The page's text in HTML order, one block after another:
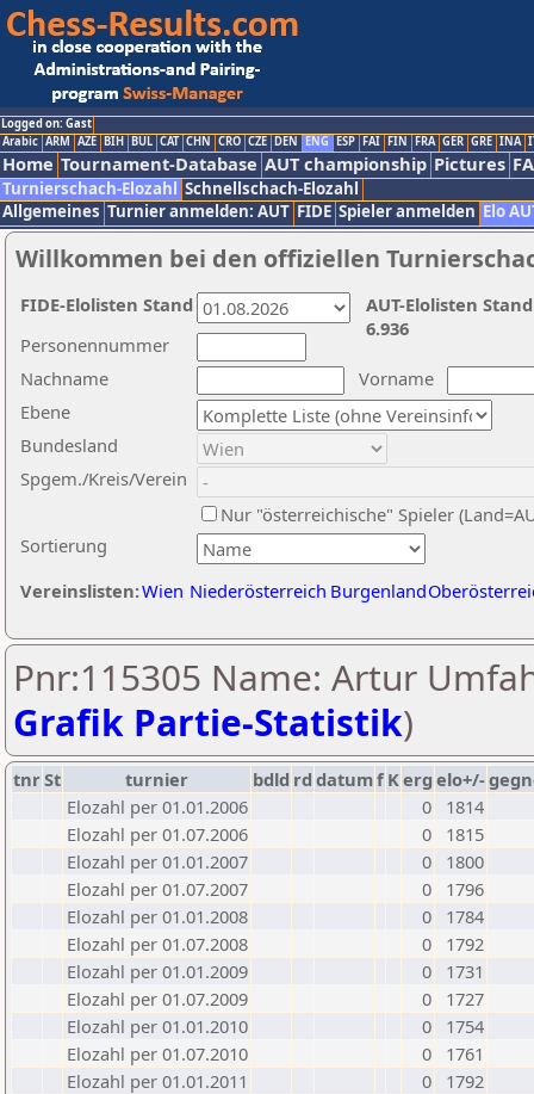
Logged on: Gast
Arabic ARM AZE BIH BUL CAT CHN CRO CZE DEN ENG ESP FAI FIN FRA GER GRE INA
Home Tournament-Database AUT championship Pictures
Turnierschach-Elozahl Schnellschach-Elozahl
Allgemeines Turnier anmelden: AUT FIDE Spieler anmelden Elo
Willkommen bei den offiziellen
Nachname
Vorname
Ebene
Sortierung
Personennummer
Bundesland
Spgem./Kreis/Verein
Nur "österreichische" Spieler
Vereinslisten:Wien Niederösterreich Burgenland
AUT-Elolisten
6.936
FIDE-Elolisten Stand
Pnr:115305 Name: Artur
Grafik Partie-Statistik)
tnrSt turnier bdld rd datumf Kerg elo+/-
Elozahl per 01.01.2006
0
1814
Elozahl per 01.07.2006
0
1815
Elozahl per 01.01.2007
0
1800
Elozahl per 01.07.2007
0
1796
Elozahl per 01.01.2008
0
1784
Elozahl per 01.07.2008
0
1792
Elozahl per 01.01.2009
0
1731
Elozahl per 01.07.2009
0
1727
Elozahl per 01.01.2010
0
1754
Elozahl per 01.07.2010
0
1761
Elozahl per 01.01.2011
0
1792